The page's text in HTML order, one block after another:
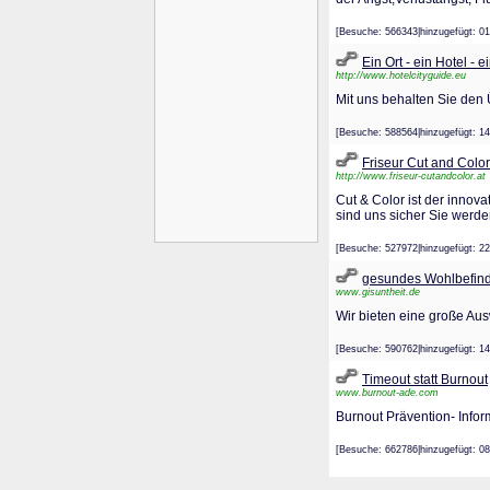
[Besuche:
Ein Ort - ein Hotel -
http://www.hotelcityguide.eu
Mit uns behalten Sie
[Besuche:
Friseur Cut and Color
http://www.friseur-cutandcolor.at
Cut & Color ist der
sind uns sicher Sie
[Besuche:
gesundes
www.gisuntheit.de
Wir bieten eine große
[Besuche:
Timeout statt Burnout
www.burnout-ade.com
Burnout Prävention-
[Besuche: